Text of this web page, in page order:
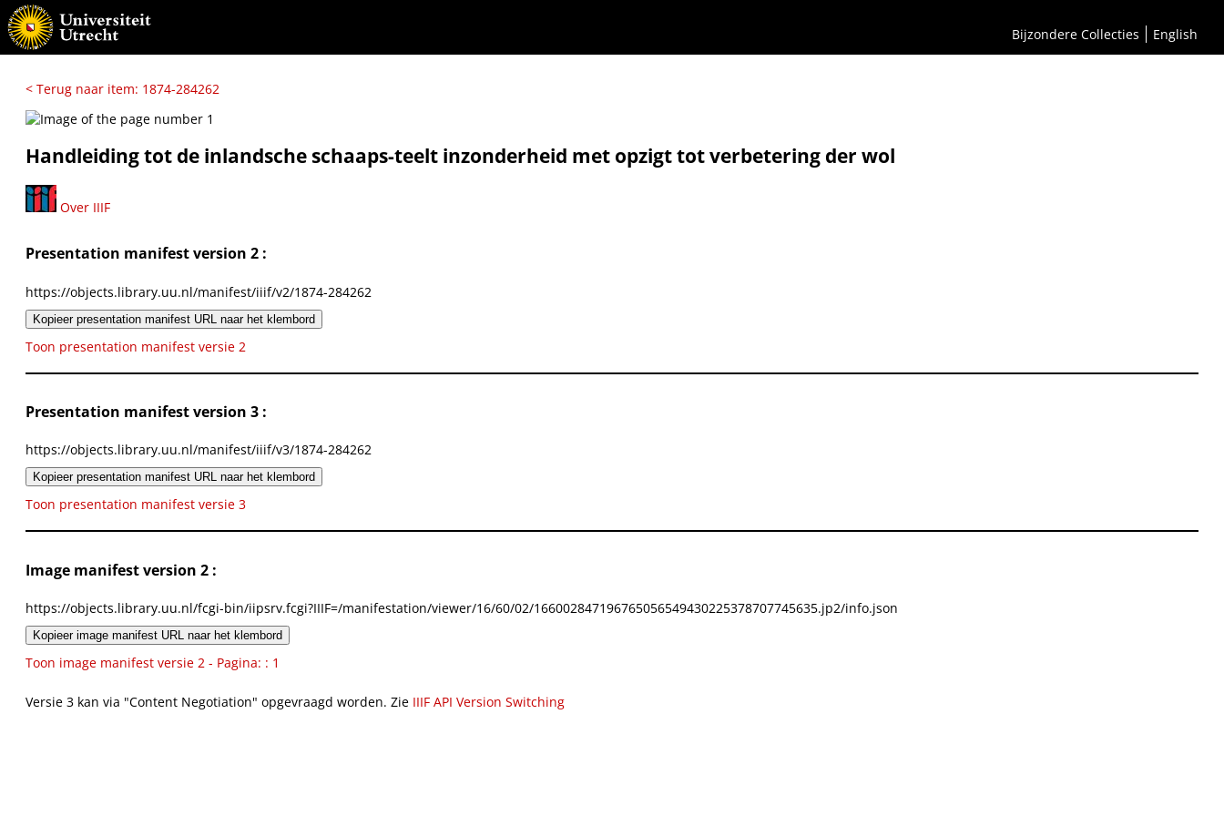
Bijzondere Collecties English
< Terug naar item: 1874-284262
Handleiding tot de inlandsche schaaps-teelt inzonderheid met opzigt tot verbetering der wol
Over IIIF
Presentation manifest version 2 :
https://objects.library.uu.nl/manifest/iiif/v2/1874-284262
Kopieer presentation manifest URL naar het klembord
Toon presentation manifest versie 2
Presentation manifest version 3 :
https://objects.library.uu.nl/manifest/iiif/v3/1874-284262
Kopieer presentation manifest URL naar het klembord
Toon presentation manifest versie 3
Image manifest version 2 :
https://objects.library.uu.nl/fcgi-bin/iipsrv.fcgi?IIIF=/manifestation/viewer/16/60/02/166002847196765056549430225378707745635.jp2/info.json
Kopieer image manifest URL naar het klembord
Toon image manifest versie 2 - Pagina: : 1
Versie 3 kan via "Content Negotiation" opgevraagd worden. Zie IIIF API Version Switching